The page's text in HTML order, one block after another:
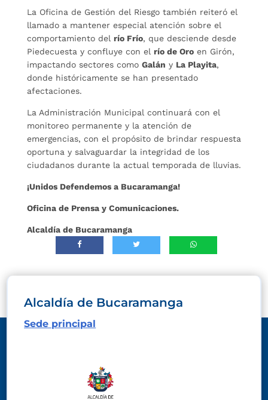
La Oficina de Gestión del Riesgo también reiteró el
llamado a mantener especial atención sobre el
comportamiento del río Frío, que desciende desde
Piedecuesta y confluye con el río de Oroen Girón,
impactando sectores como Galán y La Playita,
donde históricamente se han presentado
afectaciones.
La Administración Municipal continuará con el
monitoreo permanente y la atención de
emergencias, con el propósito de brindar respuesta
oportuna y salvaguardar la integridad de los
ciudadanos durante la actual temporada de lluvias.
¡Unidos Defendemos a Bucaramanga!
Oficina de Prensa y Comunicaciones.
Alcaldía de Bucaramanga
Alcaldía de Bucaramanga
Sede principal